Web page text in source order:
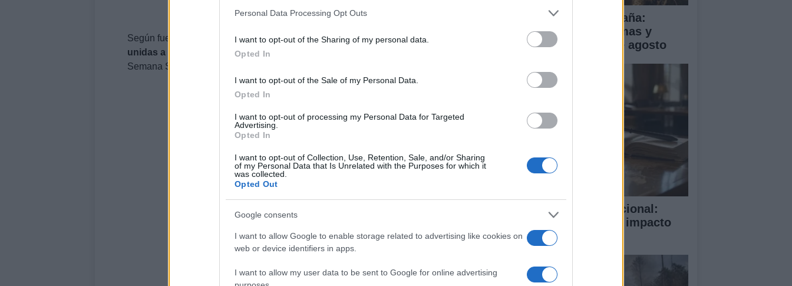
Personal Data Processing Opt Outs
I want to opt-out of the Sharing of my personal data.
Opted In
I want to opt-out of the Sale of my Personal Data.
Opted In
I want to opt-out of processing my Personal Data for Targeted
Advertising.
Opted In
I want to opt-out of Collection, Use, Retention, Sale, and/or Sharing
of my Personal Data that Is Unrelated with the Purposes for which it
was collected.
Opted Out
Google consents
I want to allow Google to enable storage related to advertising like cookies on
web or device identifiers in apps.
I want to allow my user data to be sent to Google for online advertising
Según fuentes conocedoras del plan, existen ya más de 50 grandes empresas
unidas a la causa
que se hará pública después de que finalicen las vacaciones de
Semana Santa.
Ola de calor en España:
temperaturas extremas y
alertas hasta el 2 de agosto
Corte Penal Internacional:
cómo funciona y su impacto
global